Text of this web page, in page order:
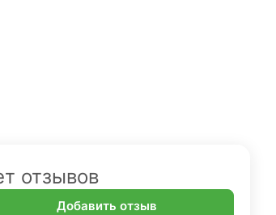
отзывов
Добавить отзыв